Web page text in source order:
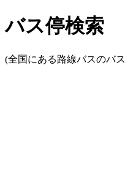
バス停検索
(全国にある路線バスのバ